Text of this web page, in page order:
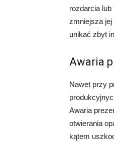
rozdarcia
zmniejsza
unikać zbyt
Awaria
Nawet przy
Awaria
otwierania
kątem